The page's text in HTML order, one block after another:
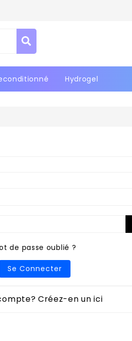
Hydrogel
de passe oublié ?
Se Connecter
Créez-en un ici